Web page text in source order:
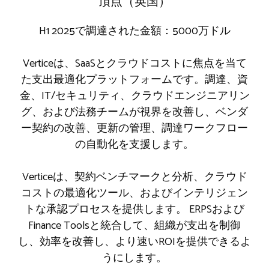
H1 2025で調達された金額：5000万ドル
Verticeは、SaaSとクラウドコストに焦点を当て
た支出最適化プラットフォームです。調達、資
金、IT/セキュリティ、クラウドエンジニアリン
グ、および法務チームが視界を改善し、ベンダ
ー契約の改善、更新の管理、調達ワークフロー
の自動化を支援します。
Verticeは、契約ベンチマークと分析、クラウド
コストの最適化ツール、およびインテリジェン
トな承認プロセスを提供します。 ERPSおよび
Finance Toolsと統合して、組織が支出を制御
し、効率を改善し、より速いROIを提供できるよ
うにします。